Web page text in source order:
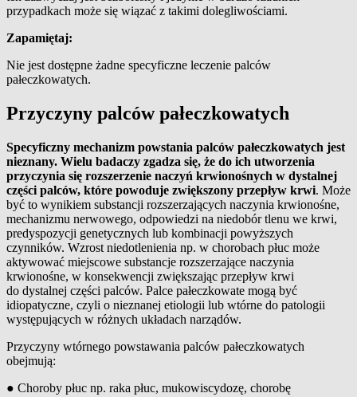
przypadkach może się wiązać z takimi dolegliwościami.
Zapamiętaj:
Nie jest dostępne żadne specyficzne leczenie palców
pałeczkowatych.
Przyczyny palców pałeczkowatych
Specyficzny mechanizm powstania palców pałeczkowatych jest
nieznany. Wielu badaczy zgadza się, że do ich utworzenia
przyczynia się rozszerzenie naczyń krwionośnych w dystalnej
części palców, które powoduje zwiększony przepływ krwi. Może
być to wynikiem substancji rozszerzających naczynia krwionośne,
mechanizmu nerwowego, odpowiedzi na niedobór tlenu we krwi,
predyspozycji genetycznych lub kombinacji powyższych
czynników. Wzrost niedotlenienia np. w chorobach płuc może
aktywować miejscowe substancje rozszerzające naczynia
krwionośne, w konsekwencji zwiększając przepływ krwi
do dystalnej części palców. Palce pałeczkowate mogą być
idiopatyczne, czyli o nieznanej etiologii lub wtórne do patologii
występujących w różnych układach narządów.
Przyczyny wtórnego powstawania palców pałeczkowatych
obejmują:
● Choroby płuc np. raka płuc, mukowiscydozę, chorobę